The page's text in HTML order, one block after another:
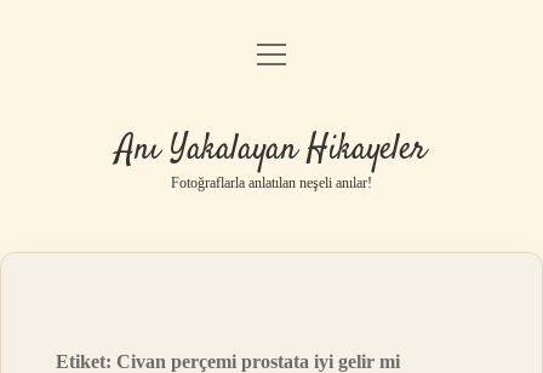
Anasayfa
Yasal Uyarı
menüyü
Anı Yakalayan Hikayeler
Fotoğraflarla anlatılan neşeli anılar!
Etiket:Civan perçemi prostata iyi gelir mi